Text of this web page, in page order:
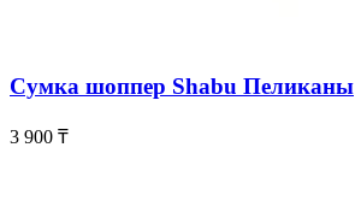
Сумка шоппер Shabu Пеликаны
3 900 ₸